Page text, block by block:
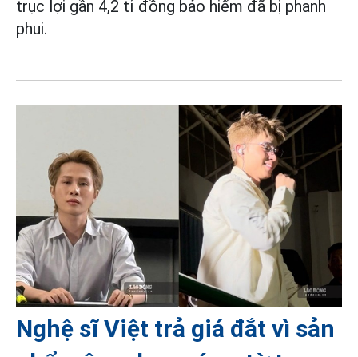
trục lợi gần 4,2 tỉ đồng bảo hiểm đã bị phanh
phui.
Nghệ sĩ Việt trả giá đắt vì sản